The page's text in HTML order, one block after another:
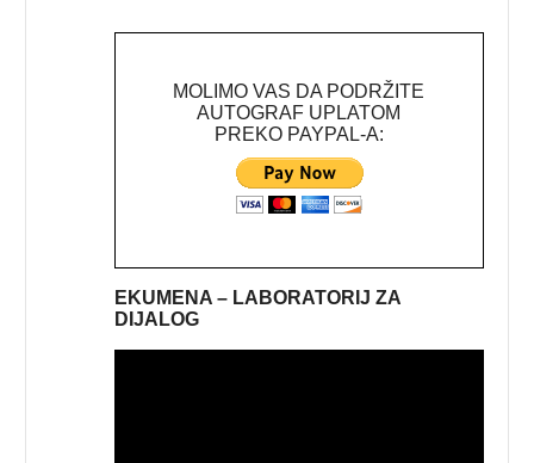
MOLIMO VAS DA PODRŽITE
AUTOGRAF UPLATOM
PREKO PAYPAL-A:
EKUMENA – LABORATORIJ ZA
DIJALOG